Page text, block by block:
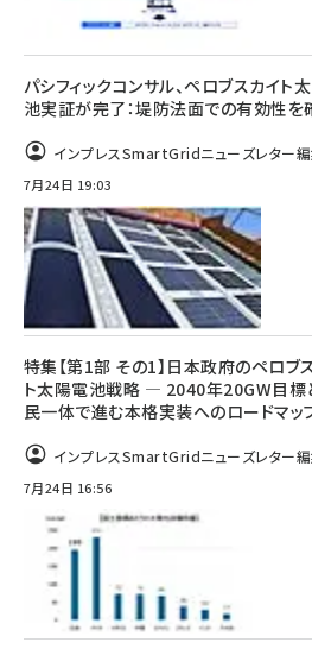
パシフィックコンサル、ペロブスカイト
池実証が完了：堤防法面での有効性を
インプレスSmartGridニューズレター
7月24日 19:03
特集【第1部 その1】日本政府のペロブ
ト太陽電池戦略 ― 2040年20GW目標
民一体で進む本格実装へのロードマ
インプレスSmartGridニューズレター
7月24日 16:56